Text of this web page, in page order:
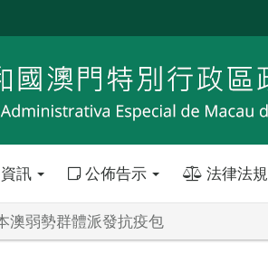
訊 公佈告示 法律法規
澳弱勢群體派發抗疫包